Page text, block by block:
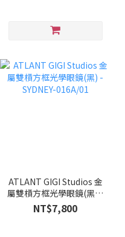
ATLANT GIGI Studios 金
屬雙槓方框光學眼鏡(黑) -
SYDNEY-016A/01
NT$7,800